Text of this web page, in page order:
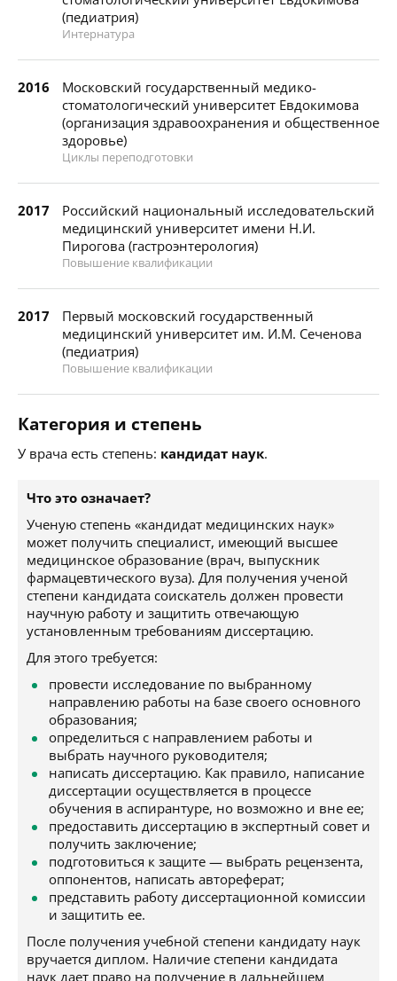
(педиатрия)
Интернатура
2016
Московский государственный медико-
стоматологический университет Евдокимова
(организация здравоохранения и общественное
здоровье)
Циклы переподготовки
2017
Российский национальный исследовательский
медицинский университет имени Н.И.
Пирогова (гастроэнтерология)
Повышение квалификации
2017
Первый московский государственный
медицинский университет им. И.М. Сеченова
(педиатрия)
Повышение квалификации
Категория и степень
У врача есть степень: кандидат наук.
Что это означает?
Ученую степень «кандидат медицинских наук»
может получить специалист, имеющий высшее
медицинское образование (врач, выпускник
фармацевтического вуза). Для получения ученой
степени кандидата соискатель должен провести
научную работу и защитить отвечающую
установленным требованиям диссертацию.
Для этого требуется:
провести исследование по выбранному
направлению работы на базе своего основного
образования;
определиться с направлением работы и
выбрать научного руководителя;
написать диссертацию. Как правило, написание
диссертации осуществляется в процессе
обучения в аспирантуре, но возможно и вне ее;
предоставить диссертацию в экспертный совет и
получить заключение;
подготовиться к защите — выбрать рецензента,
оппонентов, написать автореферат;
представить работу диссертационной комиссии
и защитить ее.
После получения учебной степени кандидату наук
вручается диплом. Наличие степени кандидата
наук дает право на получение в дальнейшем